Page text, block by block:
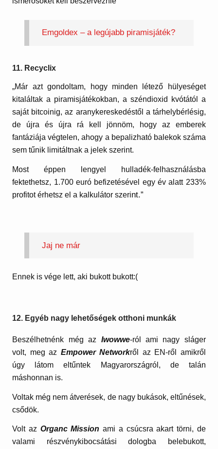
Emgoldex – a legújabb piramisjáték?
11. Recyclix
„Már azt gondoltam, hogy minden létező hülyeséget
kitaláltak a piramisjátékokban, a széndioxid kvótától a
saját bitcoinig, az aranykereskedéstől a tárhelybérlésig,
de újra és újra rá kell jönnöm, hogy az emberek
fantáziája végtelen, ahogy a bepalizható balekok száma
sem tűnik limitáltnak a jelek szerint.
Most éppen lengyel hulladék-felhasználásba
fektethetsz, 1.700 euró befizetésével egy év alatt 233%
profitot érhetsz el a kalkulátor szerint.”
Jaj ne már
Ennek is vége lett, aki bukott bukott:(
12. Egyéb nagy lehetőségek otthoni munkák
Beszélhetnénk még az Iwowwe-ról ami nagy sláger
volt, meg az Empower Networkről az EN-ről amikről
úgy látom eltűntek Magyarországról, de talán
máshonnan is.
Voltak még nem átverések, de nagy bukások, eltűnések,
csődök.
Volt az Organc Mission ami a csúcsra akart törni, de
valami részvénykibocsátási dologba belebukott,